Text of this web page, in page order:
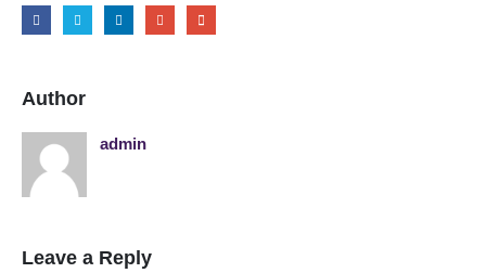
Author
admin
Leave a Reply